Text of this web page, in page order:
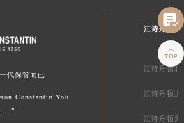
代保管而已
Constantin.You
...”
江诗丹顿中
江诗丹顿北
江诗丹顿上
江诗丹顿天

